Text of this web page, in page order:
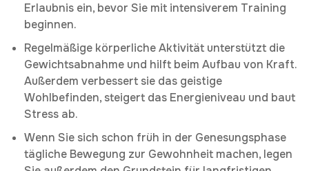
Erlaubnis ein, bevor Sie mit intensiverem Training
beginnen.
Regelmäßige körperliche Aktivität unterstützt die
Gewichtsabnahme und hilft beim Aufbau von Kraft.
Außerdem verbessert sie das geistige
Wohlbefinden, steigert das Energieniveau und baut
Stress ab.
Wenn Sie sich schon früh in der Genesungsphase
tägliche Bewegung zur Gewohnheit machen, legen